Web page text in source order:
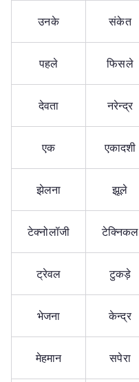
उनके संकेत
पहले फिसले
देवता नरेन्द्र
एक एकादशी
झेलना झूले
टेक्नोलॉजी टेक्निकल
ट्रेवल टुकड़े
भेजना केन्द्र
मेहमान सपेरा